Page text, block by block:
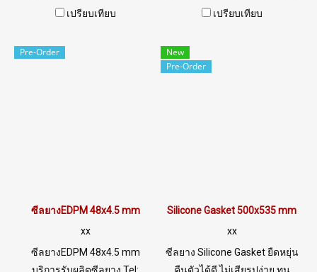
W5.5XH5mm ทนความร้อน
พร้อมส่ง Tel: 022577145 /
เปรียบเทียบ
ร้อนสูงสุด 315 C ฟู้ดเกรด (FDA)
0926568846 LINE@ :
เปรียบเทียบ
Pre-Order
ซีลยางEDPM 48x4.5 mm
xx
ซีลยางEDPM 48x4.5 mm
New
Pre-Order
Silicone Gasket 500x535 mm
xx
ซีลยาง Silicone Gasket ยืดหยุ่น